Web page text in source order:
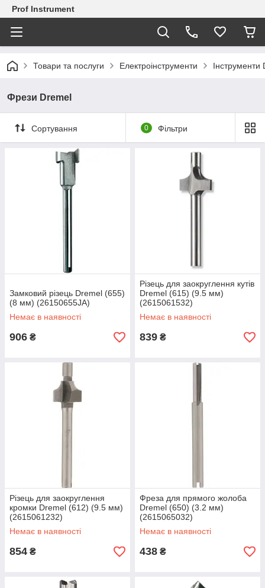
Prof Instrument
Товари та послуги Електроінструменти Інструменти
Фрези Dremel
Сортування 0 Фільтри
Замковий різець Dremel (655)
(8 мм) (26150655JA)
Немає в наявності
906 ₴
Різець для заокруглення кутів
Dremel (615) (9.5 мм)
(2615061532)
Немає в наявності
839 ₴
Різець для заокруглення
кромки Dremel (612) (9.5 мм)
(2615061232)
Немає в наявності
854 ₴
Фреза для прямого жолоба
Dremel (650) (3.2 мм)
(2615065032)
Немає в наявності
438 ₴